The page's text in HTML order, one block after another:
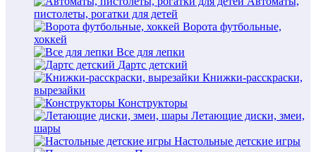
пистолеты, рогатки для детей
Ворота футбольные,
хоккей
Все для лепки
Дартс детский
Книжки-расскраски,
вырезайки
Конструкторы
Летающие диски, змеи,
шары
Настольные детские игры